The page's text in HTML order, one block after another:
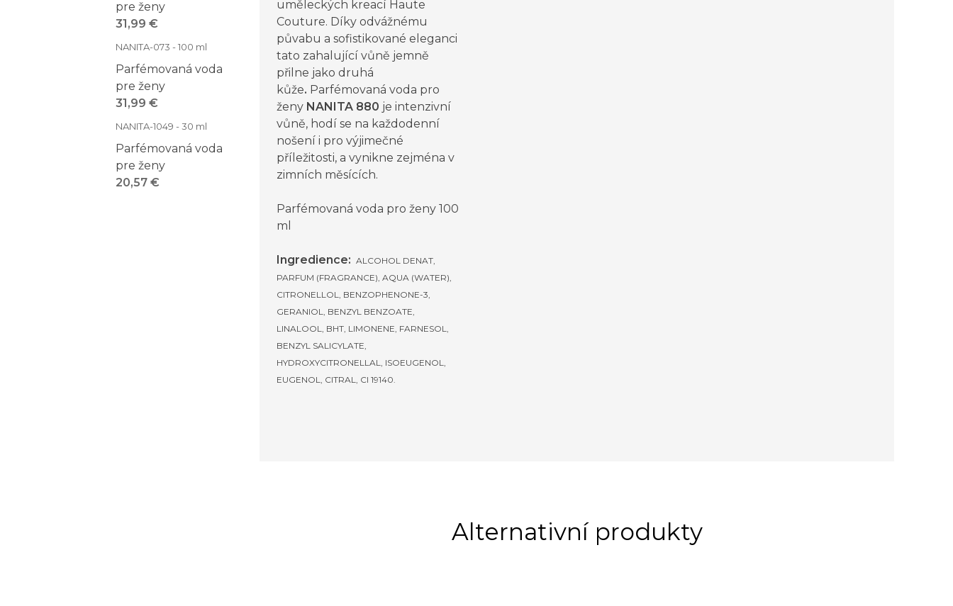
pre ženy
31,99 €
NANITA-073 - 100 ml
Parfémovaná voda
pre ženy
31,99 €
NANITA-1049 - 30 ml
Parfémovaná voda
pre ženy
20,57 €
uměleckých kreací Haute
Couture. Díky odvážnému
půvabu a sofistikované eleganci
tato zahalující vůně jemně
přilne jako druhá
kůže. Parfémovaná voda pro
ženy NANITA 880 je intenzivní
vůně, hodí se na každodenní
nošení i pro výjimečné
příležitosti, a vynikne zejména v
zimních měsících.
Parfémovaná voda pro ženy 100
ml
Ingredience: ALCOHOL DENAT,
PARFUM (FRAGRANCE), AQUA (WATER),
CITRONELLOL, BENZOPHENONE-3,
GERANIOL, BENZYL BENZOATE,
LINALOOL, BHT, LIMONENE, FARNESOL,
BENZYL SALICYLATE,
HYDROXYCITRONELLAL, ISOEUGENOL,
EUGENOL, CITRAL, CI 19140.